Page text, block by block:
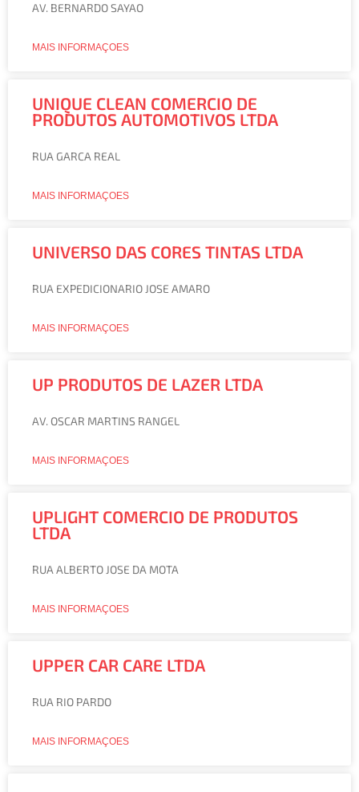
AV. BERNARDO SAYAO
MAIS INFORMAÇOES
UNIQUE CLEAN COMERCIO DE
PRODUTOS AUTOMOTIVOS LTDA
RUA GARCA REAL
MAIS INFORMAÇOES
UNIVERSO DAS CORES TINTAS LTDA
RUA EXPEDICIONARIO JOSE AMARO
MAIS INFORMAÇOES
UP PRODUTOS DE LAZER LTDA
AV. OSCAR MARTINS RANGEL
MAIS INFORMAÇOES
UPLIGHT COMERCIO DE PRODUTOS
LTDA
RUA ALBERTO JOSE DA MOTA
MAIS INFORMAÇOES
UPPER CAR CARE LTDA
RUA RIO PARDO
MAIS INFORMAÇOES